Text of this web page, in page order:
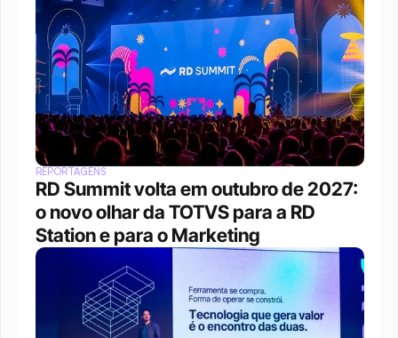
REPORTAGENS
RD Summit volta em outubro de 2027:
o novo olhar da TOTVS para a RD
Station e para o Marketing